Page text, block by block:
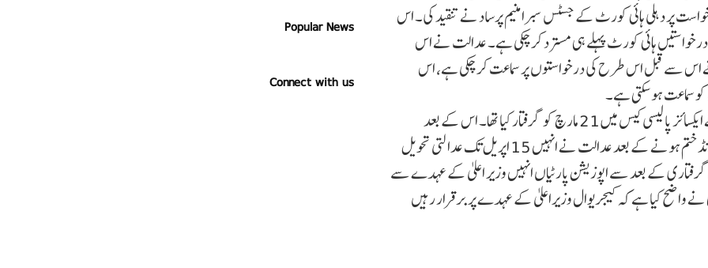
پر دہلی ہائی کورٹ کے جسٹس سبرامنیم پرساد نے تنقید کی۔ اس
ہائی کورٹ پہلے ہی مسترد کر چکی ہے۔ عدالت نے اس
اس سے قبل اس طرح کی درخواستوں پر سماعت کر چکی ہے، اس
سماعت ہو سکتی ہے۔
واضح رہے کہ دہلی کے وزیر اعلی اروند کیجریوال کو ای ڈی نے ایکسائز پالیسی کیس میں 21 مارچ کو گرفتار کیا تھا۔ اس کے بعد
عدالت نے انہیں یکم اپریل تک ای ڈی ریمانڈ پر بھیج دیا۔ ریمانڈ ختم ہونے کے بعد عدالت نے انہیں 15 اپریل تک عدالتی تحویل
گرفتاری کے بعد سے اپوزیشن پارٹیاں انہیں وزیر اعلیٰ کے عہدے سے
واضح کیا ہے کہ کیجریوال وزیراعلیٰ کے عہدے پر برقرار رہیں
Popular News
Connect with us